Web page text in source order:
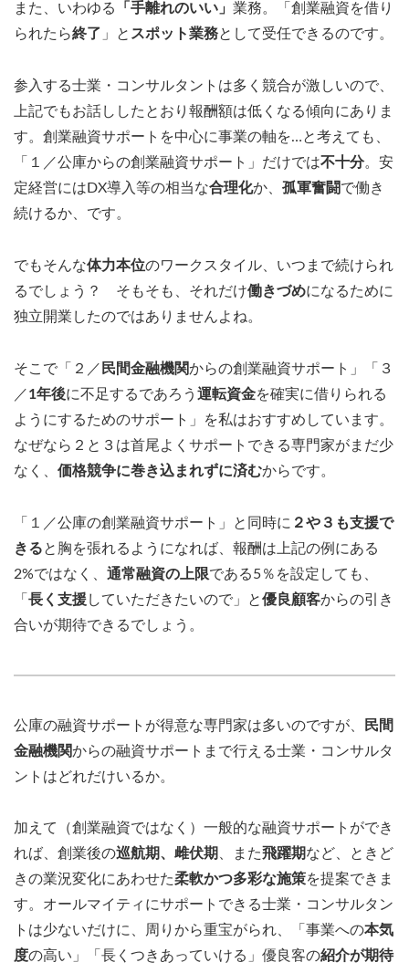
また、いわゆる
「手離れのいい」 業務。「創業融資を借り
られたら終了 」と スポット業務として受任できるのです。
参入する士業・コンサルタントは多く競合が激しいので、
上記でもお話ししたとおり報酬額は低くなる傾向にありま
す。創業融資サポートを中心に事業の軸を…と考えても、
「１／公庫からの創業融資サポート」だけでは不十分。安
定経営にはDX導入等の相当な合理化か、 孤軍奮闘で働き
続けるか、です。
でもそんな体力本位のワークスタイル、いつまで続けられ
るでしょう？ そもそも、それだけ働きづめになるために
独立開業したのではありませんよね。
そこで「２／ 民間金融機関からの創業融資サポート」「３
／1年後に不足するであろう 運転資金を確実に借りられる
ようにするためのサポート」を私はおすすめしています。
なぜなら２と３は首尾よくサポートできる専門家がまだ少
なく、 価格競争に巻き込まれずに済むからです。
「１／公庫の創業融資サポート」と同時に ２や３も支援で
きると胸を張れるようになれば、報酬は上記の例にある
2%ではなく、 通常融資の上限である5％を設定しても、
「 長く支援していただきたいので」と優良顧客からの引き
合いが期待できるでしょう。
公庫の融資サポートが得意な専門家は多いのですが、
民間
金融機関からの融資サポートまで行える士業・コンサルタ
ントはどれだけいるか。
加えて（創業融資ではなく）一般的な融資サポートができ
れば、創業後の巡航期、雌伏期 、また飛躍期など、ときど
きの業況変化にあわせた柔軟かつ多彩な施策を提案できま
す。オールマイティにサポートできる士業・コンサルタン
トは少ないだけに、周りから重宝がられ、「事業への本気
度の高い」「長くつきあっていける」優良客の紹介が期待